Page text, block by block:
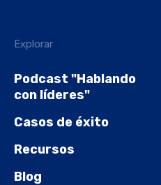
Explorar
Podcast "Hablando
con líderes"
Casos de éxito
Recursos
Blog